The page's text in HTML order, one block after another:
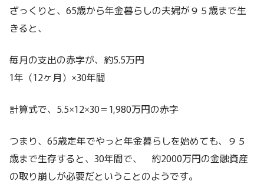
ざっくりと、65歳から年金暮らしの夫婦が９５歳まで生
きると、
毎月の支出の赤字が、約5.5万円
1年（12ヶ月）×30年間
計算式で、5.5×12×30＝1,980万円の赤字
つまり、65歳定年でやっと年金暮らしを始めても、９５
歳まで生存すると、30年間で、 約2000万円の金融資産
の取り崩しが必要だということのようです。